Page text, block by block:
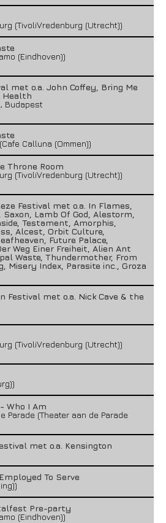
(TivoliVredenburg (Utrecht))
(Eindhoven))
met o.a. John Coffey, Bring Me
Health
Budapest
Calluna (Ommen))
Throne Room
(TivoliVredenburg (Utrecht))
Festival met o.a. In Flames,
Lamb Of God, Alestorm,
Testament, Amorphis,
Alcest, Orbit Culture,
Future Palace,
Weg Einer Freiheit, Alien Ant
Waste, Thundermother, From
Misery Index, Parasite inc., Groza
Festival met o.a. Nick Cave & the
(TivoliVredenburg (Utrecht))
Who I Am
Parade (Theater aan de Parade
met o.a. Kensington
To Serve
Pre-party
(Eindhoven))